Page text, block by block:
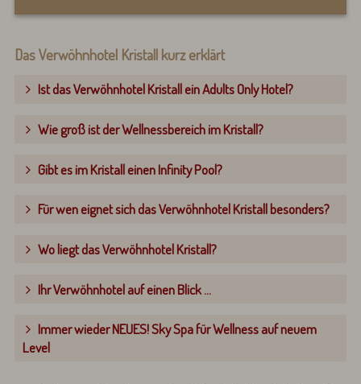
Das Verwöhnhotel Kristall kurz erklärt
Ist das Verwöhnhotel Kristall ein Adults Only Hotel?
Wie groß ist der Wellnessbereich im Kristall?
Gibt es im Kristall einen Infinity Pool?
Für wen eignet sich das Verwöhnhotel Kristall besonders?
Wo liegt das Verwöhnhotel Kristall?
Ihr Verwöhnhotel auf einen Blick ...
Immer wieder NEUES! Sky Spa für Wellness auf neuem
Level